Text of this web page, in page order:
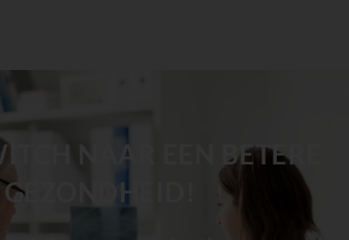
Rijen
Overflakkee
Centrum
NAAR EEN BETERE
GEZONDHEID!